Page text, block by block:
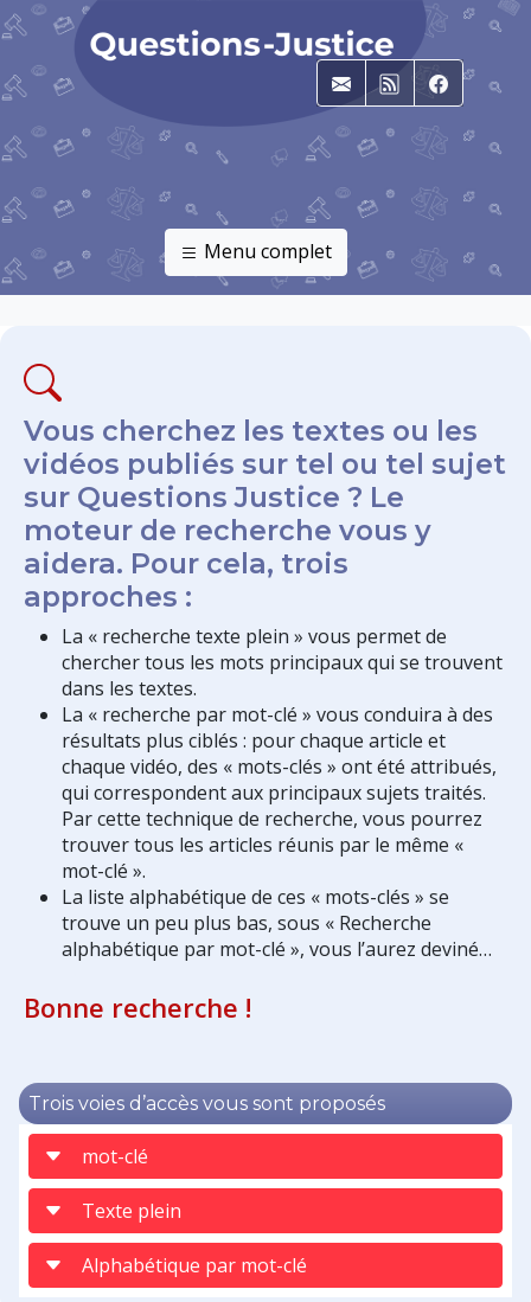
E-mailRSS
Menu complet
Vous cherchez les textes ou les
vidéos publiés sur tel ou tel sujet
sur Questions Justice ? Le
moteur de recherche vous y
aidera. Pour cela, trois
approches :
La « recherche texte plein » vous permet de
chercher tous les mots principaux qui se trouvent
dans les textes.
La « recherche par mot-clé » vous conduira à des
résultats plus ciblés : pour chaque article et
chaque vidéo, des « mots-clés » ont été attribués,
qui correspondent aux principaux sujets traités.
Par cette technique de recherche, vous pourrez
trouver tous les articles réunis par le même «
mot-clé ».
La liste alphabétique de ces « mots-clés » se
trouve un peu plus bas, sous « Recherche
alphabétique par mot-clé », vous l’aurez deviné…
Bonne recherche !
Trois voies d’accès vous sont proposés
mot-clé
Texte plein
Alphabétique par mot-clé